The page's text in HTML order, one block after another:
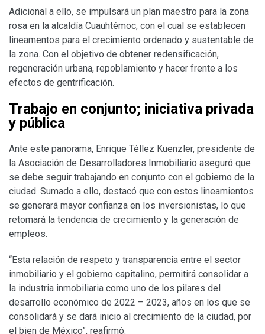
Adicional a ello, se impulsará un plan maestro para la zona
rosa en la alcaldía Cuauhtémoc, con el cual se establecen
lineamentos para el crecimiento ordenado y sustentable de
la zona. Con el objetivo de obtener redensificación,
regeneración urbana, repoblamiento y hacer frente a los
efectos de gentrificación.
Trabajo en conjunto; iniciativa privada
y pública
Ante este panorama, Enrique Téllez Kuenzler, presidente de
la Asociación de Desarrolladores Inmobiliario aseguró que
se debe seguir trabajando en conjunto con el gobierno de la
ciudad. Sumado a ello, destacó que con estos lineamientos
se generará mayor confianza en los inversionistas, lo que
retomará la tendencia de crecimiento y la generación de
empleos.
“Esta relación de respeto y transparencia entre el sector
inmobiliario y el gobierno capitalino, permitirá consolidar a
la industria inmobiliaria como uno de los pilares del
desarrollo económico de 2022 – 2023, años en los que se
consolidará y se dará inicio al crecimiento de la ciudad, por
el bien de México”, reafirmó.